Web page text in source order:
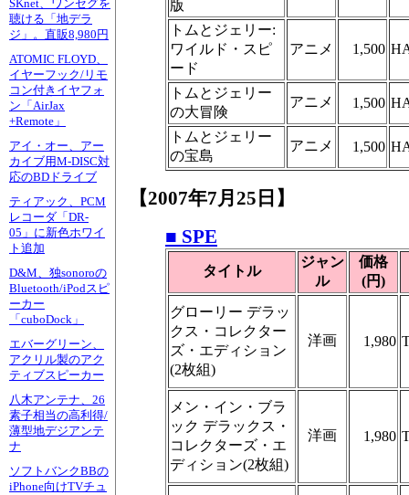
SKnet、ワンセグを
聴ける「地デラ
ジ」。直販8,980円
ATOMIC FLOYD、
イヤーフック/リモ
コン付きイヤフォ
ン「AirJax
+Remote」
アイ・オー、アー
カイブ用M-DISC対
応のBDドライブ
ティアック、PCM
レコーダ「DR-
05」に新色ホワイ
ト追加
D&M、独sonoroの
Bluetooth/iPodスピ
ーカー
「cuboDock」
エバーグリーン、
アクリル製のアク
ティブスピーカー
八木アンテナ、26
素子相当の高利得/
薄型地デジアンテ
ナ
ソフトバンクBBの
iPhone向けTVチュ
版
トムとジェリー:
ワイルド・スピ
ード
アニメ 1,500
トムとジェリー
の大冒険
アニメ 1,500
トムとジェリー
の宝島
アニメ 1,500
【2007年7月25日】
■ SPE
タイトル
ジャン
ル
価格
(円)
グローリー デラッ
クス・コレクター
ズ・エディション
(2枚組)
洋画 1,980
メン・イン・ブラ
ック デラックス・
コレクターズ・エ
ディション(2枚組)
洋画 1,980